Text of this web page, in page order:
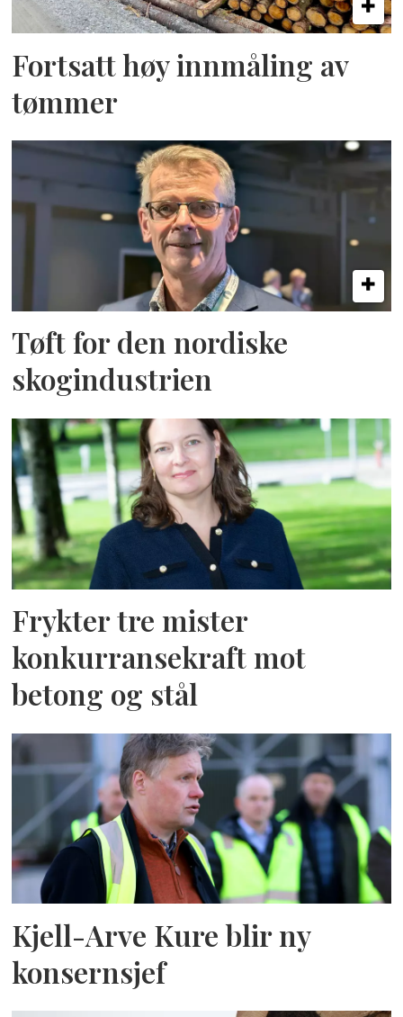
Fortsatt høy innmåling av
tømmer
Tøft for den nordiske
skogindustrien
Frykter tre mister
konkurransekraft mot
betong og stål
Kjell-Arve Kure blir ny
konsernsjef